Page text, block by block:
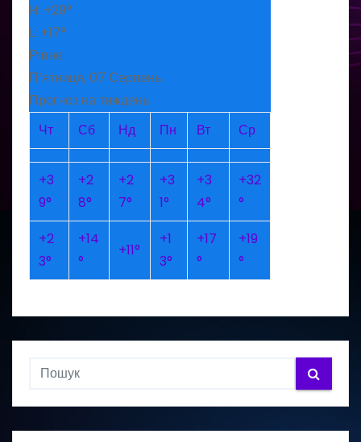
H: +29°
L: +17°
Рівне
П’ятниця, 07 Серпень
Прогноз на тиждень
Чт
Сб Нд Пн Вт Ср
+3
9°
+2
8°
+2
7°
+3
1°
+3
4°
+32
°
+2
3°
+14
°
+11°
+1
3°
+17
°
+19
°